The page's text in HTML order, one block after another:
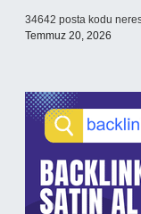
34642 posta kodu
Temmuz 20, 2026